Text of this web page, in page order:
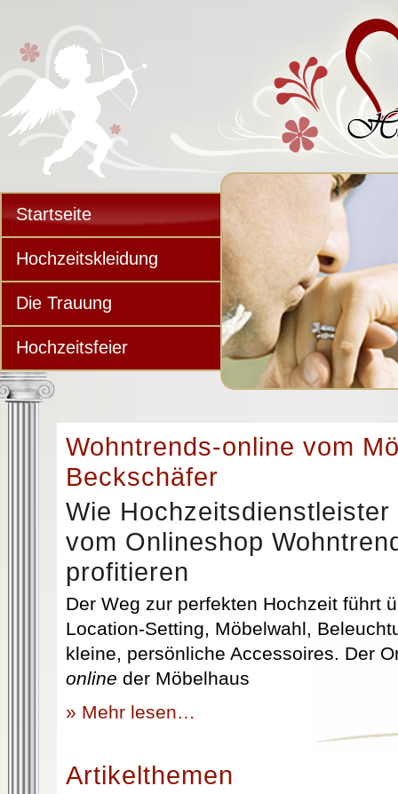
Startseite
Hochzeitskleidung
Die Trauung
Hochzeitsfeier
Wohntrends-online vom
Beckschäfer
Wie
vom Onlineshop
profitieren
Der Weg zur perfekten Hochzeit führt
Location-Setting, Möbelwahl,
kleine, persönliche Accessoires. Der
online der Möbelhaus
» Mehr lesen…
Artikelthemen